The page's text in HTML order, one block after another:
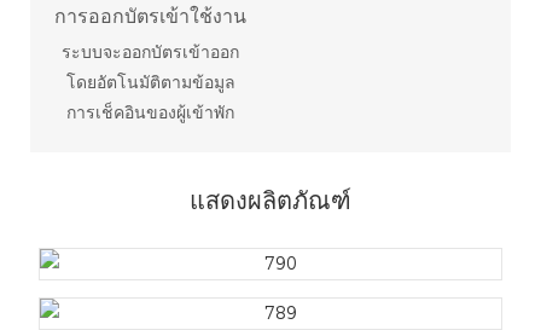
การออกบัตรเข้าใช้งาน
ระบบจะออกบัตรเข้าออก
โดยอัตโนมัติตามข้อมูล
การเช็คอินของผู้เข้าพัก
แสดงผลิตภัณฑ์